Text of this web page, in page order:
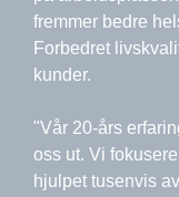
fremmer bedre
Forbedret
kunder.
"Vår 20-års
oss ut. Vi
hjulpet tusenvis